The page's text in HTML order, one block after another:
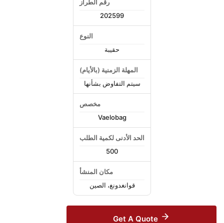
رقم الطراز
202599
النوع
حقيبة
المهلة الزمنية (بالأيام)
سيتم التفاوض بشأنها
مخصص
Vaelobag
الحد الأدنى لكمية الطلب
500
مكان المنشأ
قوانغدونغ، الصين
Get A Quote